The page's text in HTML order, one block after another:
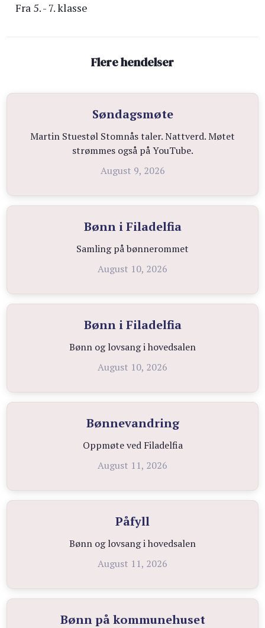
Fra 5. - 7. klasse
Flere hendelser
Søndagsmøte
Martin Stuestøl Stomnås taler. Nattverd. Møtet
strømmes også på YouTube.
August 9, 2026
Bønn i Filadelfia
Samling på bønnerommet
August 10, 2026
Bønn i Filadelfia
Bønn og lovsang i hovedsalen
August 10, 2026
Bønnevandring
Oppmøte ved Filadelfia
August 11, 2026
Påfyll
Bønn og lovsang i hovedsalen
August 11, 2026
Bønn på kommunehuset